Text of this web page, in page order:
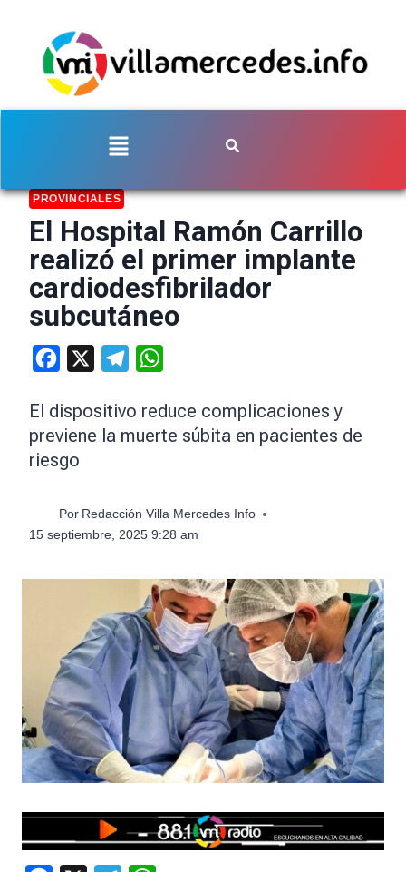
PROVINCIALES
El Hospital Ramón Carrillo
realizó el primer implante
cardiodesfibrilador
subcutáneo
Facebook Telegram
El dispositivo reduce complicaciones y
previene la muerte súbita en pacientes de
riesgo
Por Redacción Villa Mercedes Info
15 septiembre, 2025 9:28 am